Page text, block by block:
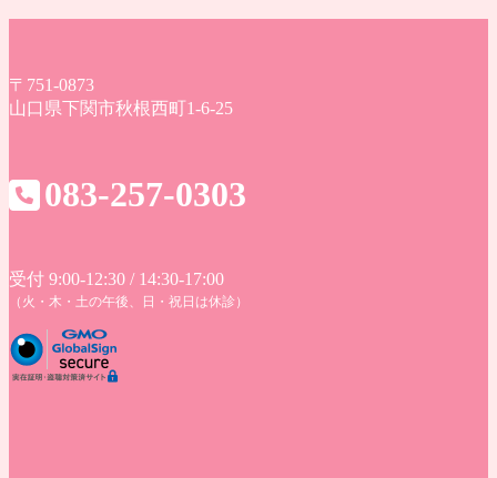
〒751-0873
山口県下関市秋根西町1-6-25
083-257-0303
受付 9:00-12:30 / 14:30-17:00
（火・木・土の午後、日・祝日は休診）